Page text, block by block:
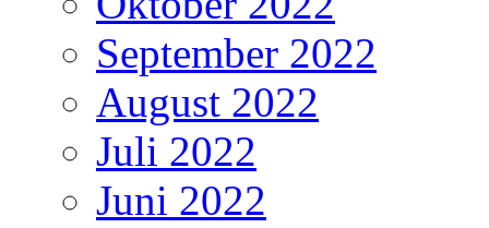
September 2022
August 2022
Juli 2022
Juni 2022